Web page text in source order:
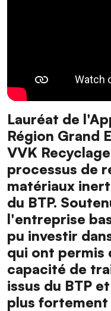
Lauréat de
Région Grand
VVK
processus de
matériaux
du BTP.
l'entreprise
pu investir
qui ont permis
capacité de
issus du BTP
plus